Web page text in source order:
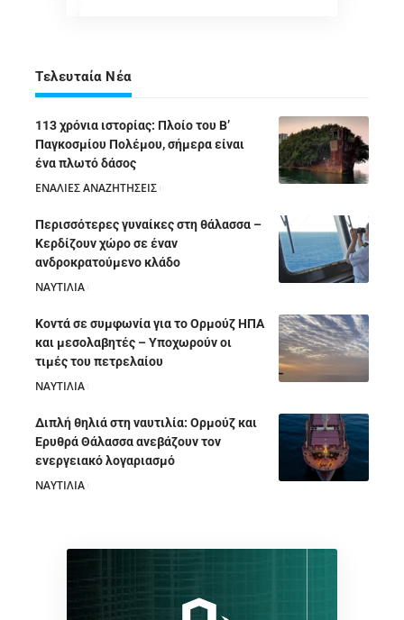
Τελευταία Νέα
113 χρόνια ιστορίας: Πλοίο του Β’
Παγκοσμίου Πολέμου, σήμερα είναι
ένα πλωτό δάσος
ΕΝΑΛΙΕΣ ΑΝΑΖΗΤΗΣΕΙΣ
Περισσότερες γυναίκες στη θάλασσα –
Κερδίζουν χώρο σε έναν
ανδροκρατούμενο κλάδο
ΝΑΥΤΙΛΙΑ
Κοντά σε συμφωνία για το Ορμούζ ΗΠΑ
και μεσολαβητές – Υποχωρούν οι
τιμές του πετρελαίου
ΝΑΥΤΙΛΙΑ
Διπλή θηλιά στη ναυτιλία: Ορμούζ και
Ερυθρά Θάλασσα ανεβάζουν τον
ενεργειακό λογαριασμό
ΝΑΥΤΙΛΙΑ